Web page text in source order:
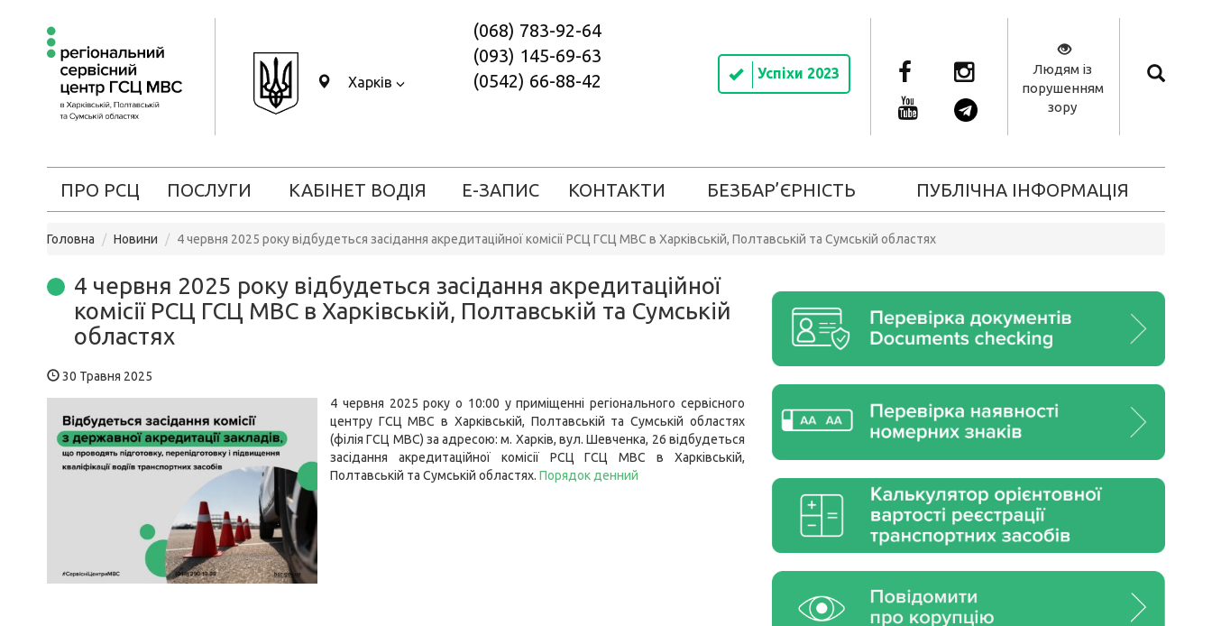
Харків
(068) 783-92-64
(093) 145-69-63
(0542) 66-88-42
Успіхи 2023
Людям із
порушенням
зору
ПРО РСЦ ПОСЛУГИ КАБІНЕТ ВОДІЯ Е-ЗАПИС КОНТАКТИ БЕЗБАР’ЄРНІСТЬ ПУБЛІЧНА ІНФОРМАЦІЯ
Головна Новини 4 червня 2025 року відбудеться засідання акредитаційної комісії РСЦ ГСЦ МВС в Харківській, Полтавській та Сумській областях
4 червня 2025 року відбудеться засідання акредитаційної
комісії РСЦ ГСЦ МВС в Харківській, Полтавській та Сумській
областях
30 Травня 2025
4 червня 2025 року о 10:00 у приміщенні регіонального сервісного
центру ГСЦ МВС в Харківській, Полтавській та Сумській областях
(філія ГСЦ МВС) за адресою: м. Харків, вул. Шевченка, 26 відбудеться
засідання акредитаційної комісії РСЦ ГСЦ МВС в Харківській,
Полтавській та Сумській областях. Порядок денний